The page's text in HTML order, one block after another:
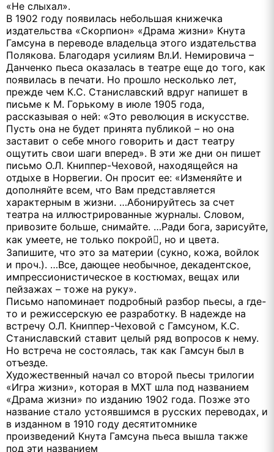
«Не слыхал».
В 1902 году появилась небольшая книжечка
издательства «Скорпион» «Драма жизни» Кнута
Гамсуна в переводе владельца этого издательства
Полякова. Благодаря усилиям Вл.И. Немировича –
Данченко пьеса оказалась в театре еще до того, как
появилась в печати. Но прошло несколько лет,
прежде чем К.С. Станиславский вдруг напишет в
письме к М. Горькому в июле 1905 года,
рассказывая о ней: «Это революция в искусстве.
Пусть она не будет принята публикой – но она
заставит о себе много говорить и даст театру
ощутить свои шаги вперед». В эти же дни он пишет
письмо О.Л. Книппер-Чеховой, находящейся на
отдыхе в Норвегии. Он просит ее: «Изменяйте и
дополняйте всем, что Вам представляется
характерным в жизни. …Абонируйтесь за счет
театра на иллюстрированные журналы. Словом,
привозите больше, снимайте. …Ради бога, зарисуйте,
как умеете, не только покрой, но и цвета.
Запишите, что это за материи (сукно, кожа, войлок
и проч.). …Все, дающее необычное, декадентское,
импрессионистическое в костюмах, вещах или
пейзажах – тоже на руку».
Письмо напоминает подробный разбор пьесы, а где-
то и режиссерскую ее разработку. В надежде на
встречу О.Л. Книппер-Чеховой с Гамсуном, К.С.
Станиславский ставит целый ряд вопросов к нему.
Но встреча не состоялась, так как Гамсун был в
отъезде.
Художественный начал со второй пьесы трилогии
«Игра жизни», которая в МХТ шла под названием
«Драма жизни» по изданию 1902 года. Позже это
название стало устоявшимся в русских переводах, и
в изданном в 1910 году десятитомнике
произведений Кнута Гамсуна пьеса вышла также
под эти названием